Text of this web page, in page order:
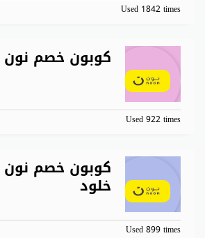
Used 1842 times
كوبون خصم
Used 922 times
كوبون خصم نون
خلود
Used 899 times